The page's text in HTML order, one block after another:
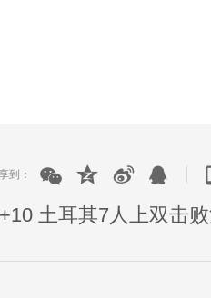
到：
土耳其7人上双击